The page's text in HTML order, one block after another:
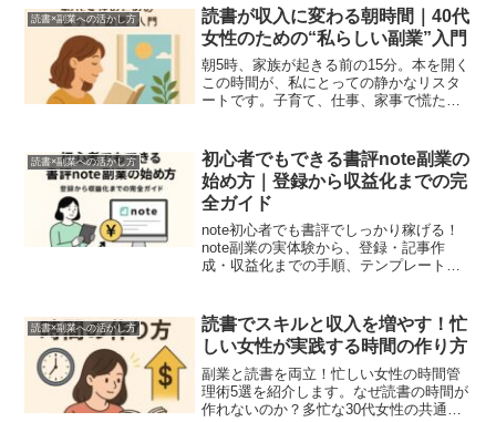
か？
読書×副業への活かし方
読書が収入に変わる朝時間｜40代
女性のための“私らしい副業”入門
朝5時、家族が起きる前の15分。本を開く
この時間が、私にとっての静かなリスタ
ートです。子育て、仕事、家事で慌ただ
ず副収入につながった——そんなお話を
今日はあなたに届けた...
読書×副業への活かし方
初心者でもできる書評note副業の
始め方｜登録から収益化までの完
全ガイド
note初心者でも書評でしっかり稼げる！
note副業の実体験から、登録・記事作
成・収益化までの手順、テンプレートを
読書×副業への活かし方
読書でスキルと収入を増やす！忙
しい女性が実践する時間の作り方
副業と読書を両立！忙しい女性の時間管
理術5選を紹介します。なぜ読書の時間が
作れないのか？多忙な30代女性の共通の